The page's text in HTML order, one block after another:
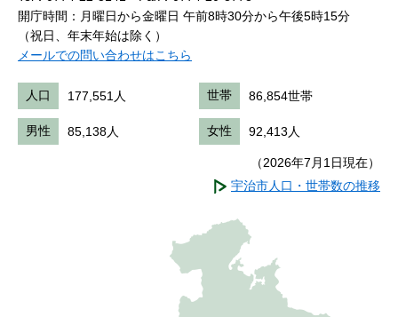
開庁時間：月曜日から金曜日 午前8時30分から午後5時15分
（祝日、年末年始は除く）
メールでの問い合わせはこちら
人口 177,551人 世帯 86,854世帯
男性 85,138人 女性 92,413人
（2026年7月1日現在）
宇治市人口・世帯数の推移